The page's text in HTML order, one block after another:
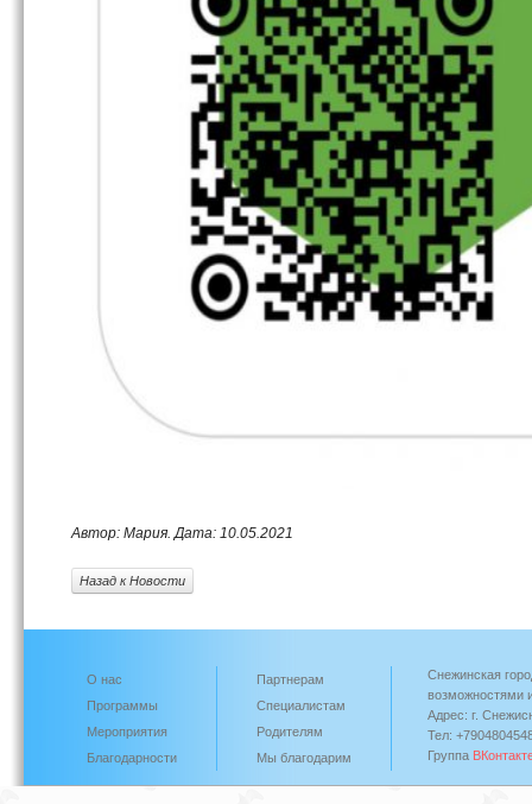
Автор: Мария. Дата: 10.05.2021
Назад к Новости
О нас
Программы
Мероприятия
Благодарности
Партнерам
Специалистам
Родителям
Мы благодарим
Снежинская
возможностями
Адрес: г.
Тел:
Группа